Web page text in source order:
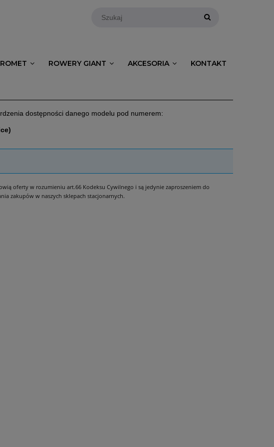
ROWERY GIANT AKCESORIA KONTAKT
dostępności danego modelu pod numerem:
oferty w rozumieniu art.66 Kodeksu Cywilnego i są jedynie zaproszeniem do
zakupów w naszych sklepach stacjonarnych.